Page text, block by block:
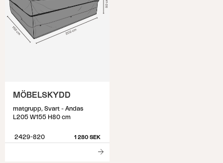
MÖBELSKYDD
matgrupp, Svart - Andas
L205 W155 H80 cm
2429-820 1 280 SEK